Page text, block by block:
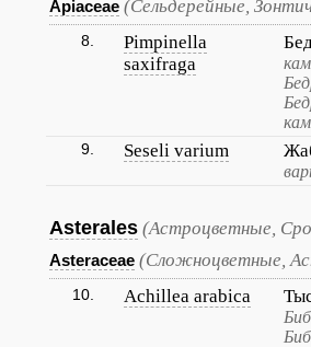
Apiaceae (Сельдерейные,
8.
Pimpinella
saxifraga
9. Seseli varium
Asterales (Астроцветные,
Asteraceae (Сложноцветные,
10. Achillea arabica